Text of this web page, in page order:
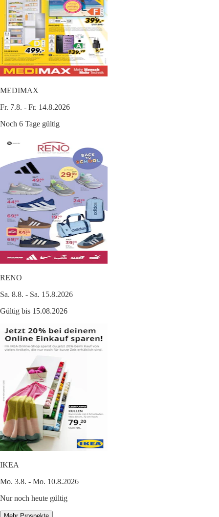
MEDIMAX
Fr. 7.8. - Fr. 14.8.2026
Noch 6 Tage gültig
RENO
Sa. 8.8. - Sa. 15.8.2026
Gültig bis 15.08.2026
IKEA
Mo. 3.8. - Mo. 10.8.2026
Nur noch heute gültig